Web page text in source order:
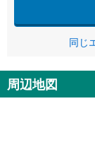
同じ
周辺地図